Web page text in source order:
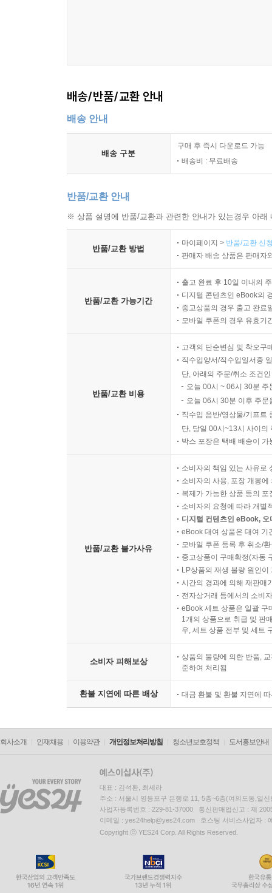
배송/반품/교환 안내
배송 안내
배송 구분
구매 후 즉시 다운로드 가능
배송비 : 무료배송
반품/교환 안내
※ 상품 설명에 반품/교환과 관련한 안내가 있는경우 아
반품/교환 방법
마이페이지 > 반품/교환 신
판매자 배송 상품은 판매자
반품/교환 가능기간
출고 완료 후 10일 이내의
디지털 콘텐츠인 eBook의
중고상품의 경우 출고 완료
모바일 쿠폰의 경우 유효기
반품/교환 비용
고객의 단순변심 및 착오구
직수입양서/직수입일서중
단, 아래의 주문/취소 조건
오늘 00시 ~ 06시 30분
오늘 06시 30분 이후 주
직수입 음반/영상물/기프트
단, 당일 00시~13시 사이의
박스 포장은 택배 배송이
반품/교환 불가사유
소비자의 책임 있는 사유로
소비자의 사용, 포장 개봉
복제가 가능한 상품 등의
소비자의 요청에 따라 개별
디지털 컨텐츠인 eBook,
eBook 대여 상품은 대여 기
모바일 쿠폰 등록 후 취소/
중고상품이 구매확정(자동
LP상품의 재생 불량 원인
시간의 경과에 의해 재판매
전자상거래 등에서의 소비
eBook 세트 상품은 일괄 구
1개의 상품으로 취급 및 판
우, 세트 상품 전부 및 세트
소비자 피해보상
상품의 불량에 의한 반품,
준하여 처리됨
환불 지연에 따른 배상 대금 환불 및 환불 지연에
회사소개 인재채용 이용약관 개인정보처리방침 청소년보호정책 도서홍보안내
대표 : 김석환, 최세라
주소 : 서울시 영등포구 은행로 11, 5층~6층(여의도동,일신
사업자등록번호 : 229-81-37000 통신판매업신고 : 제
이메일 : yes24help@yes24.com 호스팅 서비스사업자 :
Copyright ⓒ YES24 Corp. All Rights Reserved.